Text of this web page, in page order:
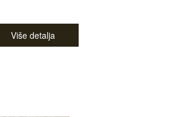
Više detalja